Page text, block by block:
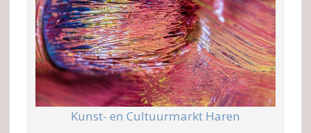
Kunst- en Cultuurmarkt Haren